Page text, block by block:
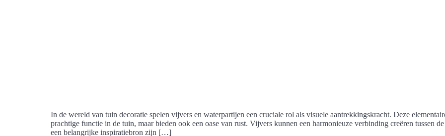
In de wereld van tuin decoratie spelen vijvers en waterpartijen een cruciale rol als visuele aantrekkingskracht. Deze
prachtige functie in de tuin, maar bieden ook een oase van rust. Vijvers kunnen een harmonieuze verbinding creëren tussen
een belangrijke inspiratiebron zijn […]